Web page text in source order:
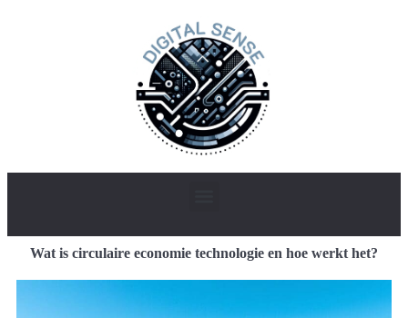
Wat is circulaire economie technologie en hoe werkt het?